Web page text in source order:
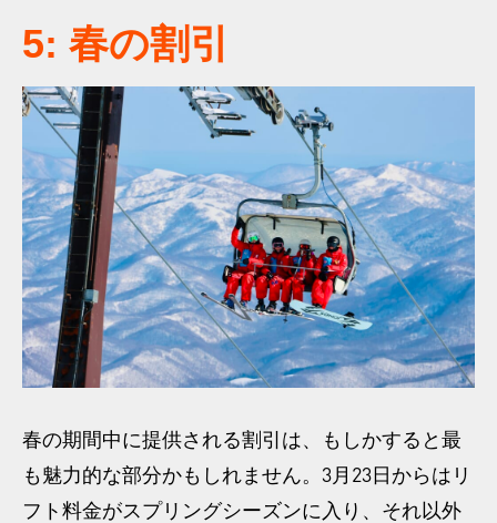
5: 春の割引
春の期間中に提供される割引は、もしかすると最
も魅力的な部分かもしれません。3月23日からはリ
フト料金がスプリングシーズンに入り、それ以外